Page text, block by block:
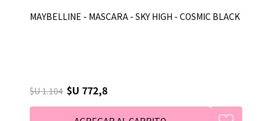
MAYBELLINE - MASCARA - SKY HIGH - COSMIC BLACK
$U 1.104 $U 772,8